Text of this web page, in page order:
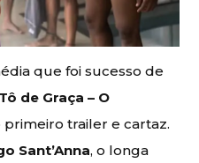
que foi sucesso de
de Graça – O
primeiro trailer e cartaz.
Sant’Anna, o longa